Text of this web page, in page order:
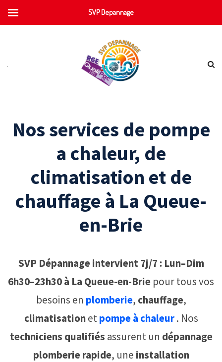
Nos services de pompe
a chaleur, de
climatisation et de
chauffage à La Queue-
en-Brie
SVP Dépannage intervient 7j/7 : Lun–Dim
6h30–23h30 à La Queue-en-Brie pour tous vos
besoins en plomberie, chauffage,
climatisationetpompe à chaleur . Nos
techniciens qualifiés assurent un dépannage
plomberie rapide, une installation
SVP Depannage